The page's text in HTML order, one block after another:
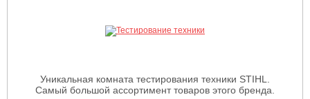
Уникальная комната тестирования техники STIHL.
Самый большой ассортимент товаров этого бренда.